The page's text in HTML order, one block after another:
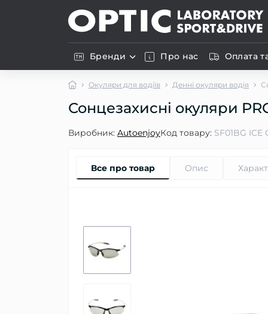
Бренди Про нас Оплата
Окуляри для водіїв Денні окуляри водія
Сонцезахисні окуляри
Виробник: AutoenjoyКод товару: SF01BG ICE
Все про товар Опис